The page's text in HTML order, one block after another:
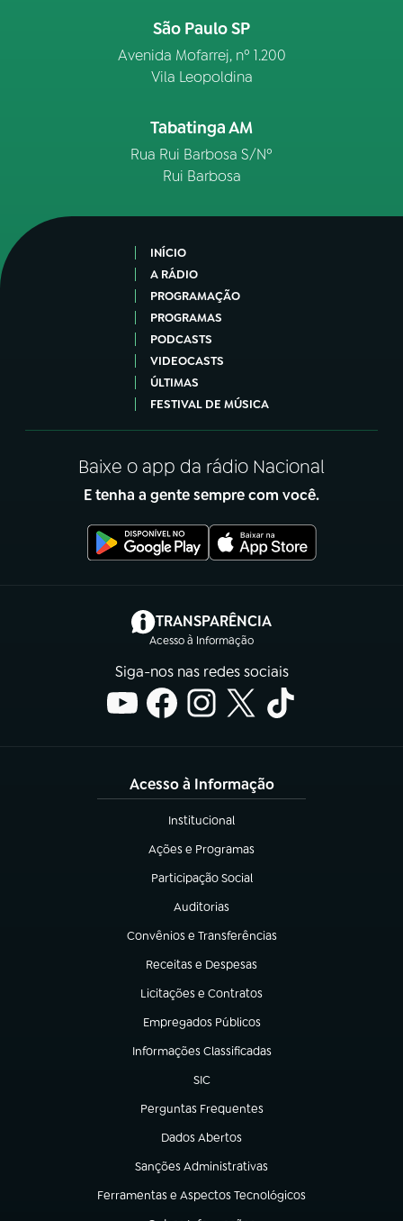
São Paulo SP
Avenida Mofarrej, nº 1.200
Vila Leopoldina
Tabatinga AM
Rua Rui Barbosa S/Nº
Rui Barbosa
INÍCIO
A RÁDIO
PROGRAMAÇÃO
PROGRAMAS
PODCASTS
VIDEOCASTS
ÚLTIMAS
FESTIVAL DE MÚSICA
Baixe o app da rádio Nacional
E tenha a gente sempre com você.
TRANSPARÊNCIA
Acesso à Informação
(abre em nova aba)
Siga-nos nas redes sociais
Acesso à Informação
Institucional
(abre em nova aba)
Ações e Programas
(abre em nova aba)
Participação Social
(abre em nova aba)
Auditorias
(abre em nova aba)
Convênios e Transferências
(abre em nova aba)
Receitas e Despesas
(abre em nova aba)
Licitações e Contratos
(abre em nova aba)
Empregados Públicos
(abre em nova aba)
Informações Classificadas
(abre em nova aba)
SIC
(abre em nova aba)
Perguntas Frequentes
(abre em nova aba)
Dados Abertos
(abre em nova aba)
Sanções Administrativas
(abre em nova aba)
Ferramentas e Aspectos Tecnológicos
(abre em nova aba)